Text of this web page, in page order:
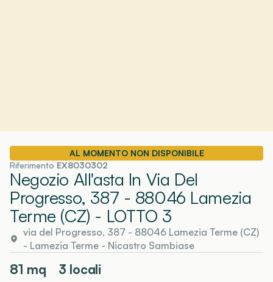
AL MOMENTO NON DISPONIBILE
Riferimento EX8030302
Negozio All'asta In Via Del
Progresso, 387 - 88046 Lamezia
Terme (CZ) - LOTTO 3
via del Progresso, 387 - 88046 Lamezia Terme (CZ)
- Lamezia Terme - Nicastro Sambiase
81 mq
3 locali